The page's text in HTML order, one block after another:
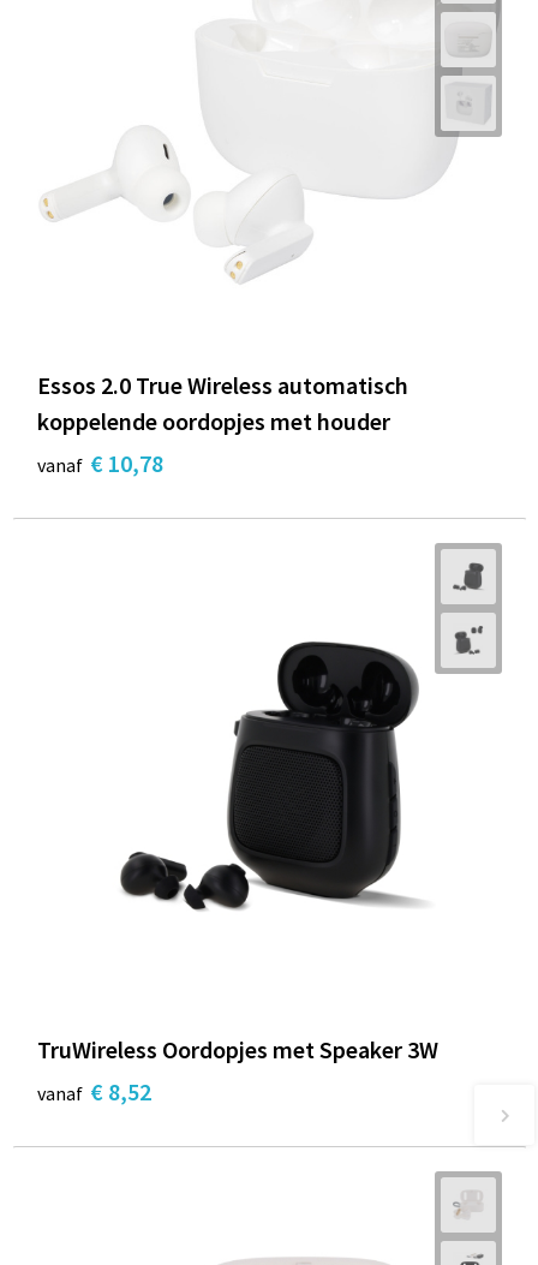
Essos 2.0 True Wireless automatisch
koppelende oordopjes met houder
vanaf € 10,78
TruWireless Oordopjes met Speaker 3W
vanaf € 8,52